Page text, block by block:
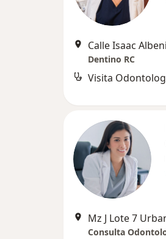
Calle Isaac
Dentino RC
Visita
Mz J Lote 7
Consulta